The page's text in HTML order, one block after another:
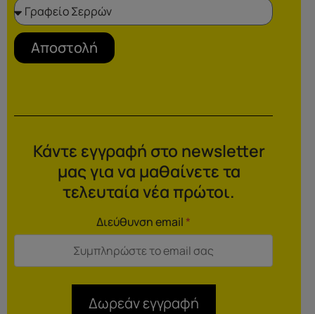
Αποστολή
Κάντε εγγραφή στο newsletter
μας για να μαθαίνετε τα
τελευταία νέα πρώτοι.
Διεύθυνση email*
Δωρεάν εγγραφή